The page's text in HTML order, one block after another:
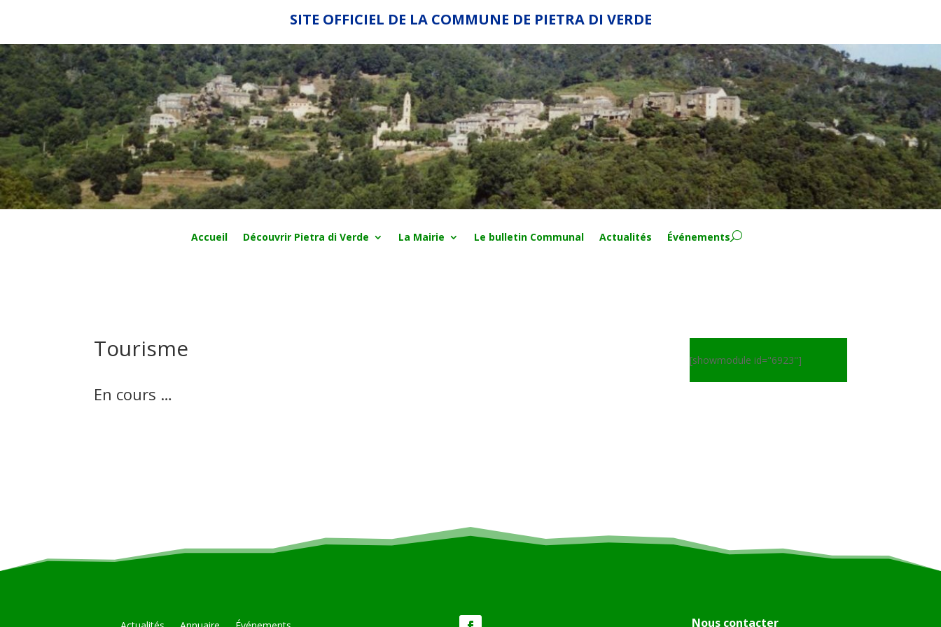
SITE OFFICIEL DE LA COMMUNE DE PIETRA DI VERDE
Accueil Découvrir Pietra di Verde La Mairie Le bulletin Communal Actualités Événements
Tourisme
En cours …
[showmodule id="6923"]
Nous contacter